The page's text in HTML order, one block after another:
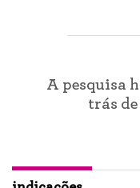
A pesquisa
trás de